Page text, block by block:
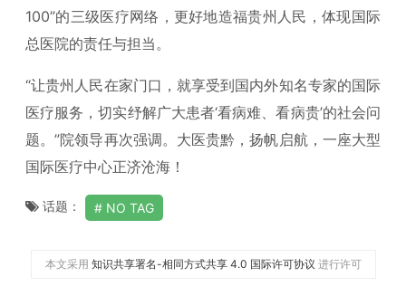
100”的三级医疗网络，更好地造福贵州人民，体现国际
总医院的责任与担当。
“让贵州人民在家门口，就享受到国内外知名专家的国际
医疗服务，切实纾解广大患者‘看病难、看病贵’的社会问
题。”院领导再次强调。大医贵黔，扬帆启航，一座大型
国际医疗中心正济沧海！
话题： NO TAG
本文采用 知识共享署名-相同方式共享 4.0 国际许可协议 进行许可